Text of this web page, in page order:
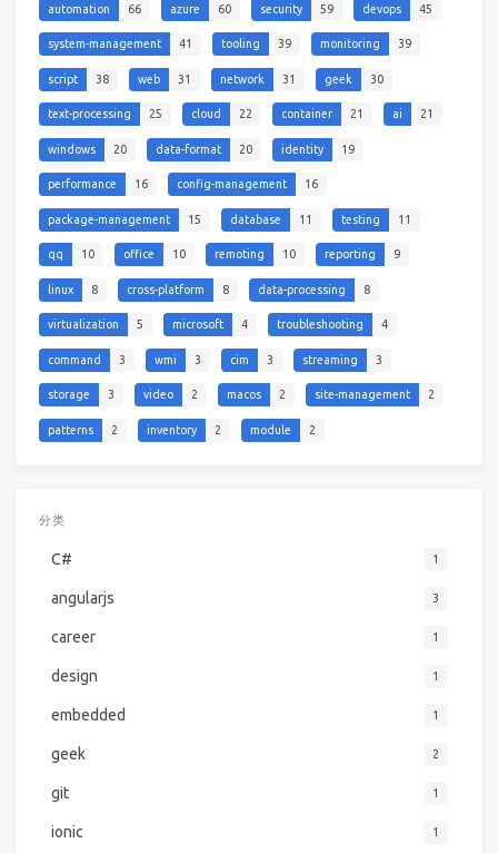
automation 66 azure 60 security 59 devops 45
system-management 41 tooling 39 monitoring 39
script 38 web 31 network 31 geek 30
text-processing 25 cloud 22 container 21 ai 21
windows 20 data-format 20 identity 19
performance 16 config-management 16
package-management 15 database 11 testing 11
qq 10 office 10 remoting 10 reporting 9
linux 8 cross-platform 8 data-processing 8
virtualization 5 microsoft 4 troubleshooting 4
command 3 wmi 3 cim 3 streaming 3
storage 3 video 2 macos 2 site-management 2
patterns 2 inventory 2 module 2
分类
C# 1
angularjs 3
career 1
design 1
embedded 1
geek 2
git 1
ionic 1